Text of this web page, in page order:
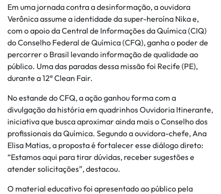
Em uma jornada contra a desinformação, a ouvidora
Verônica assume a identidade da super-heroína Nika e,
com o apoio da Central de Informações da Química (CIQ)
do Conselho Federal de Química (CFQ), ganha o poder de
percorrer o Brasil levando informação de qualidade ao
público. Uma das paradas dessa missão foi Recife (PE),
durante a 12ª Clean Fair.
No estande do CFQ, a ação ganhou forma com a
divulgação da história em quadrinhos Ouvidoria Itinerante,
iniciativa que busca aproximar ainda mais o Conselho dos
profissionais da Química. Segundo a ouvidora-chefe, Ana
Elisa Matias, a proposta é fortalecer esse diálogo direto:
“Estamos aqui para tirar dúvidas, receber sugestões e
atender solicitações”, destacou.
O material educativo foi apresentado ao público pela